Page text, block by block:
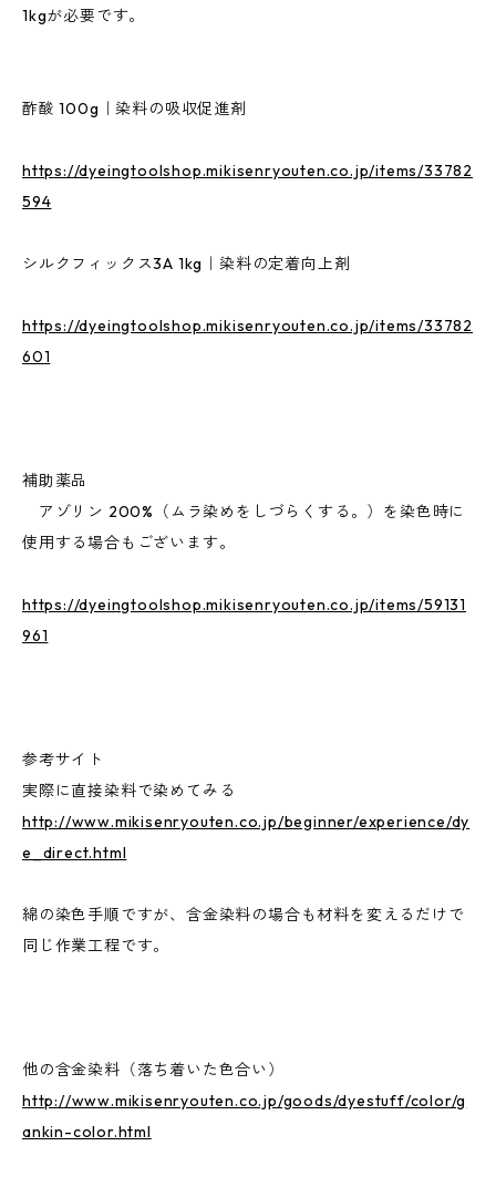
1kgが必要です。
酢酸 100g｜染料の吸収促進剤
https://dyeingtoolshop.mikisenryouten.co.jp/items/33782
594
シルクフィックス3A 1kg｜染料の定着向上剤
https://dyeingtoolshop.mikisenryouten.co.jp/items/33782
601
補助薬品
アゾリン 200%（ムラ染めをしづらくする。）を染色時に
使用する場合もございます。
https://dyeingtoolshop.mikisenryouten.co.jp/items/59131
961
参考サイト
実際に直接染料で染めてみる
http://www.mikisenryouten.co.jp/beginner/experience/dy
e_direct.html
綿の染色手順ですが、含金染料の場合も材料を変えるだけで
同じ作業工程です。
他の含金染料（落ち着いた色合い）
http://www.mikisenryouten.co.jp/goods/dyestuff/color/g
ankin-color.html